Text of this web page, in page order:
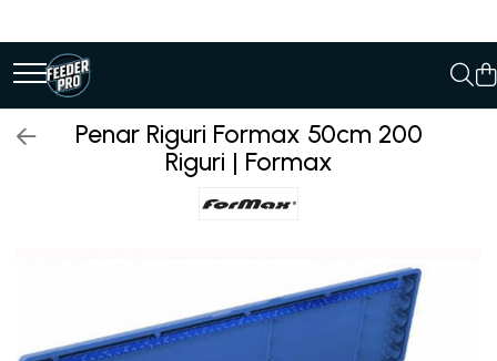
Penar Riguri Formax 50cm 200
Riguri | Formax